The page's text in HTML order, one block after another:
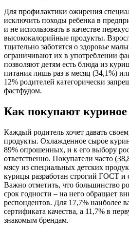
Для профилактики ожирения
исключить походы ребенка в
и не использовать в качестве
высококалорийные продукты.
тщательно заботятся о здоровье
ограничивают их в употреблении
позволяют детям есть блюда из
питания лишь раз в месяц (34,1%)
12% родителей категорически
фастфудом.
Как покупают куриное
Каждый родитель хочет давать
продукты. Охлажденное сырое
89% опрошенных, и к его выбору
ответственно. Покупатели часто
мясу из специальных детских
курицы разработан строгий ГОСТ и
Важно отметить, что большинство
срок годности – на него обращает
респондентов. Для 17,7% наиболее
сертификата качества, а 11,7% в
знакомым брендам.